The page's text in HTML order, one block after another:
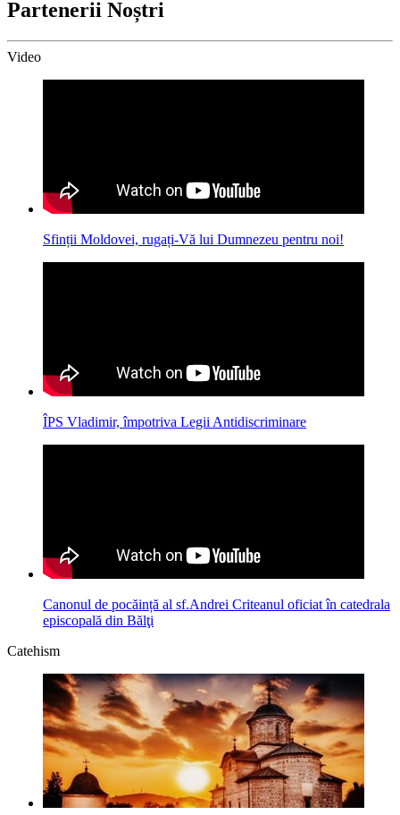
Partenerii Noștri
Video
Sfinții Moldovei, rugați-Vă lui Dumnezeu pentru noi!
ÎPS Vladimir, împotriva Legii Antidiscriminare
Canonul de pocăință al sf.Andrei Criteanul oficiat în catedrala
episcopală din Bălţi
Catehism